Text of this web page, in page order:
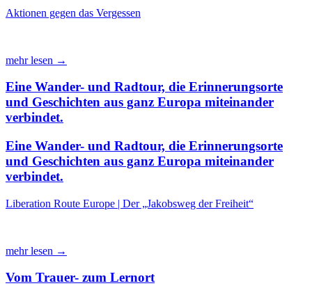
Aktionen gegen das Vergessen
mehr lesen →
Eine Wander- und Radtour, die Erinnerungsorte
und Geschichten aus ganz Europa miteinander
verbindet.
Eine Wander- und Radtour, die Erinnerungsorte
und Geschichten aus ganz Europa miteinander
verbindet.
Liberation Route Europe | Der „Jakobsweg der Freiheit“
mehr lesen →
Vom Trauer- zum Lernort